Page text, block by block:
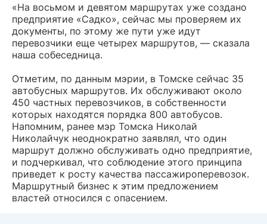
«На восьмом и девятом маршрутах уже создано
предприятие «Садко», сейчас мы проверяем их
документы, по этому же пути уже идут
перевозчики еще четырех маршрутов, — сказала
наша собеседница.
Отметим, по данным мэрии, в Томске сейчас 35
автобусных маршрутов. Их обслуживают около
450 частных перевозчиков, в собственности
которых находятся порядка 800 автобусов.
Напомним, ранее мэр Томска Николай
Николайчук неоднократно заявлял, что один
маршрут должно обслуживать одно предприятие,
и подчеркивал, что соблюдение этого принципа
приведет к росту качества пассажироперевозок.
Маршрутный бизнес к этим предложением
властей относился с опасением.